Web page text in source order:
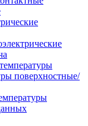
поверхностные/